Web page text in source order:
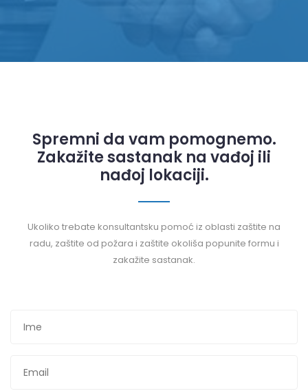
Spremni da vam pomognemo.
Zakažite sastanak na vađoj ili
nađoj lokaciji.
Ukoliko trebate konsultantsku pomoć iz oblasti zaštite na
radu, zaštite od požara i zaštite okoliša popunite formu i
zakažite sastanak.